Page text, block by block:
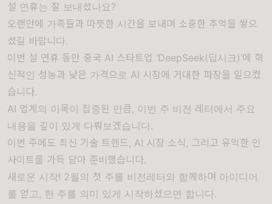
설 연휴는 잘 보내셨나요?
오랜만에 가족들과 따뜻한 시간을 보내며 소중한 추억을 쌓으
셨길 바랍니다.
이번 설 연휴 동안 중국 AI 스타트업 ‘DeepSeek(딥시크)’에 혁
신적인 성능과 낮은 가격으로 AI 시장에 거대한 파장을 일으켰
습니다.
AI 업계의 이목이 집중된 만큼, 이번 주 비전 레터에서 주요
내용을 깊이 있게 다뤄보겠습니다.
이번 주에도 최신 기술 트렌드, AI 시장 소식, 그리고 유익한 인
사이트를 가득 담아 준비했습니다.
새로운 시작! 2월의 첫 주를 비전레터와 함께하며 아이디어
를 얻고, 한 주를 의미 있게 시작하셨으면 합니다.